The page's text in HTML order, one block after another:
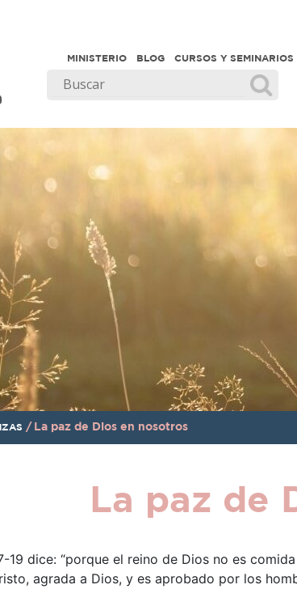
MINISTERIO BLOG CURSOS Y SEMINARIOS
/ La paz de Dios en nosotros
La paz de
19 dice: “porque el reino de Dios no es
agrada a Dios, y es aprobado por los